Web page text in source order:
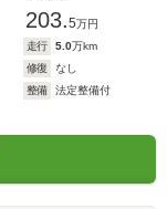
203.5万円
走行 5.0万km
修復
なし
整備
法定整備付